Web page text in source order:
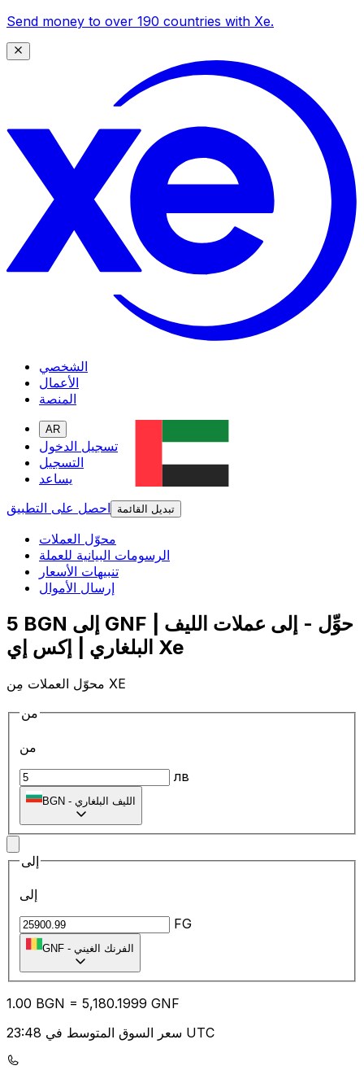
Send money to over 190 countries with Xe.
الشخصي
الأعمال
المنصة
AR
تسجيل الدخول
التسجيل
يساعد
احصل على التطبيق
تبديل القائمة
محوّل العملات
الرسومات البيانية للعملة
تنبيهات الأسعار
إرسال الأموال
5 BGN إلى GNF | حوِّل - إلى عملات الليف
البلغاري | إكس إي Xe
محوّل العملات مِن XE
من
من
лв
BGN - الليف البلغاري
إلى
إلى
FG
GNF - الفرنك الغيني
1.00 BGN = 5,180.1999 GNF
سعر السوق المتوسط في 23:48 UTC